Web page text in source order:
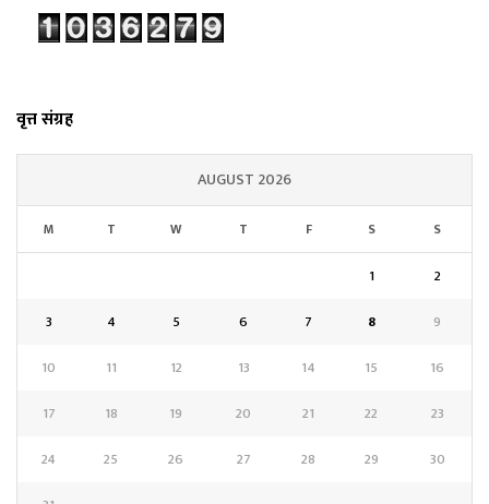
वृत्त संग्रह
AUGUST 2026
M T W T F S S
1
2
3
4 5 6 7 8
9
10
11 12 13 14 15
16
17
18 19 20 21 22
23
24
25 26 27 28 29
30